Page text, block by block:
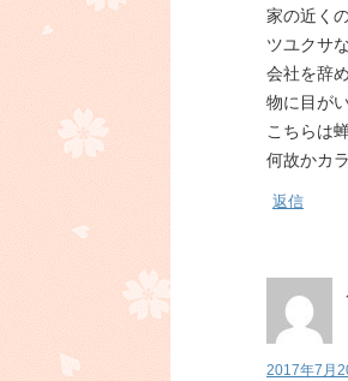
家の近く
ツユクサ
会社を辞
物に目が
こちらは
何故かカ
返信
2017年7月